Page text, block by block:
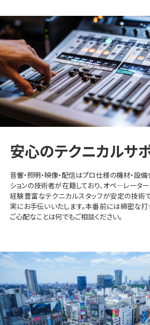
安心のテクニカルサ
音響・照明・映像・配信はプロ仕様の機材・設
ションの技術者が在籍しており、オペ―レーター
経験豊富なテクニカルスタッフが安定の技術
実にお手伝いいたします。本番前には綿密な打
ご心配なことは何でもご相談ください。